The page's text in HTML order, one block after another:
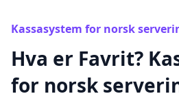
Kassasystem for norsk
Hva er Favrit?
for norsk